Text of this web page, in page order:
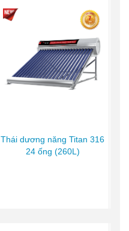
Thái dương năng Titan 316
24 ống (260L)